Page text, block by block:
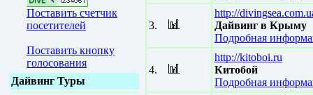
Поставить счетчик
посетителей
Поставить кнопку
голосования
Дайвинг Туры
3.
http://
Дайвинг в Крыму
Подробная
4.
http://kitoboi.ru
Китобой
Подробная